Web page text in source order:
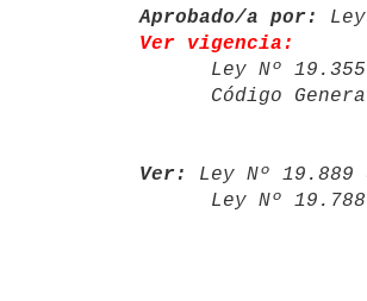
Aprobado/a por: Ley
Ver vigencia:
Ley Nº
Código
Ver: Ley Nº
Ley Nº